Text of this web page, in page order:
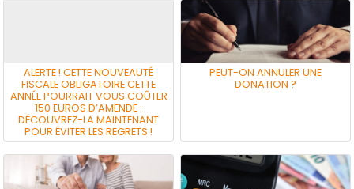
ALERTE ! CETTE NOUVEAUTÉ
FISCALE OBLIGATOIRE CETTE
ANNÉE POURRAIT VOUS COÛTER
150 EUROS D’AMENDE :
DÉCOUVREZ-LA MAINTENANT
POUR ÉVITER LES REGRETS !
PEUT-ON ANNULER UNE
DONATION ?